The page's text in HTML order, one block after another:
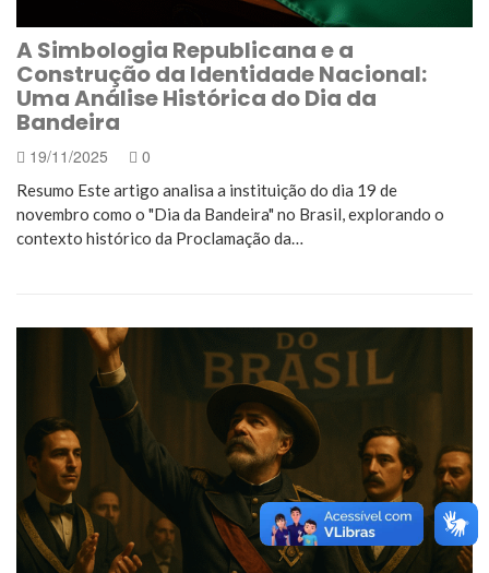
A Simbologia Republicana e a
Construção da Identidade Nacional:
Uma Análise Histórica do Dia da
Bandeira
19/11/2025 0
Resumo Este artigo analisa a instituição do dia 19 de
novembro como o "Dia da Bandeira" no Brasil, explorando o
contexto histórico da Proclamação da…